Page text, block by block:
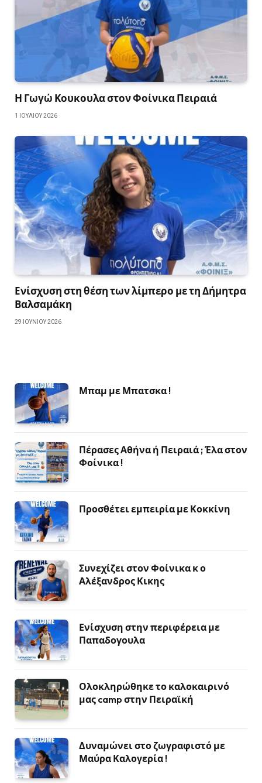
Η Γωγώ Κουκουλα στον Φοίνικα Πειραιά
1 ΙΟΥΛΊΟΥ 2026
Ενίσχυση στη θέση των λίμπερο με τη Δήμητρα
Βαλσαμάκη
29 ΙΟΥΝΊΟΥ 2026
Μπαμ με Μπατσκα !
Πέρασες Αθήνα ή Πειραιά ; Έλα στον
Φοίνικα !
Προσθέτει εμπειρία με Κοκκίνη
Συνεχίζει στον Φοίνικα κ ο
Αλέξανδρος Κικης
Ενίσχυση στην περιφέρεια με
Παπαδογουλα
Ολοκληρώθηκε το καλοκαιρινό
μας camp στην Πειραϊκή
Δυναμώνει στο ζωγραφιστό με
Μαύρα Καλογερία !